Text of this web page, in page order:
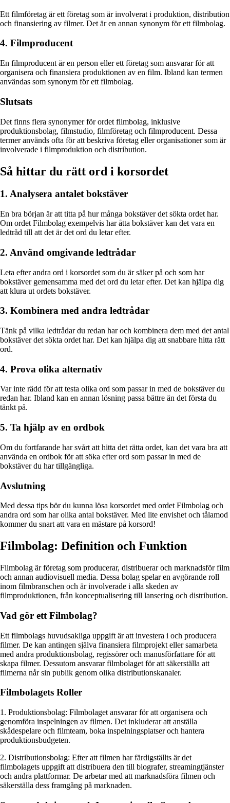
Ett filmföretag är ett företag som är involverat i produktion, distribution
och finansiering av filmer. Det är en annan synonym för ett filmbolag.
4. Filmproducent
En filmproducent är en person eller ett företag som ansvarar för att
organisera och finansiera produktionen av en film. Ibland kan termen
användas som synonym för ett filmbolag.
Slutsats
Det finns flera synonymer för ordet filmbolag, inklusive
produktionsbolag, filmstudio, filmföretag och filmproducent. Dessa
termer används ofta för att beskriva företag eller organisationer som är
involverade i filmproduktion och distribution.
Så hittar du rätt ord i korsordet
1. Analysera antalet bokstäver
En bra början är att titta på hur många bokstäver det sökta ordet har.
Om ordet Filmbolag exempelvis har åtta bokstäver kan det vara en
ledtråd till att det är det ord du letar efter.
2. Använd omgivande ledtrådar
Leta efter andra ord i korsordet som du är säker på och som har
bokstäver gemensamma med det ord du letar efter. Det kan hjälpa dig
att klura ut ordets bokstäver.
3. Kombinera med andra ledtrådar
Tänk på vilka ledtrådar du redan har och kombinera dem med det antal
bokstäver det sökta ordet har. Det kan hjälpa dig att snabbare hitta rätt
ord.
4. Prova olika alternativ
Var inte rädd för att testa olika ord som passar in med de bokstäver du
redan har. Ibland kan en annan lösning passa bättre än det första du
tänkt på.
5. Ta hjälp av en ordbok
Om du fortfarande har svårt att hitta det rätta ordet, kan det vara bra att
använda en ordbok för att söka efter ord som passar in med de
bokstäver du har tillgängliga.
Avslutning
Med dessa tips bör du kunna lösa korsordet med ordet Filmbolag och
andra ord som har olika antal bokstäver. Med lite envishet och tålamod
kommer du snart att vara en mästare på korsord!
Filmbolag: Definition och Funktion
Filmbolag är företag som producerar, distribuerar och marknadsför film
och annan audiovisuell media. Dessa bolag spelar en avgörande roll
inom filmbranschen och är involverade i alla skeden av
filmproduktionen, från konceptualisering till lansering och distribution.
Vad gör ett Filmbolag?
Ett filmbolags huvudsakliga uppgift är att investera i och producera
filmer. De kan antingen själva finansiera filmprojekt eller samarbeta
med andra produktionsbolag, regissörer och manusförfattare för att
skapa filmer. Dessutom ansvarar filmbolaget för att säkerställa att
filmerna når sin publik genom olika distributionskanaler.
Filmbolagets Roller
1. Produktionsbolag: Filmbolaget ansvarar för att organisera och
genomföra inspelningen av filmen. Det inkluderar att anställa
skådespelare och filmteam, boka inspelningsplatser och hantera
produktionsbudgeten.
2. Distributionsbolag: Efter att filmen har färdigställts är det
filmbolagets uppgift att distribuera den till biografer, streamingtjänster
och andra plattformar. De arbetar med att marknadsföra filmen och
säkerställa dess framgång på marknaden.